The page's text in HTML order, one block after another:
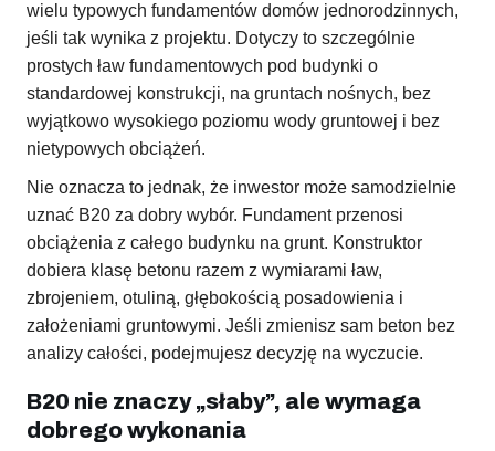
wielu typowych fundamentów domów jednorodzinnych,
jeśli tak wynika z projektu. Dotyczy to szczególnie
prostych ław fundamentowych pod budynki o
standardowej konstrukcji, na gruntach nośnych, bez
wyjątkowo wysokiego poziomu wody gruntowej i bez
nietypowych obciążeń.
Nie oznacza to jednak, że inwestor może samodzielnie
uznać B20 za dobry wybór. Fundament przenosi
obciążenia z całego budynku na grunt. Konstruktor
dobiera klasę betonu razem z wymiarami ław,
zbrojeniem, otuliną, głębokością posadowienia i
założeniami gruntowymi. Jeśli zmienisz sam beton bez
analizy całości, podejmujesz decyzję na wyczucie.
B20 nie znaczy „słaby”, ale wymaga
dobrego wykonania